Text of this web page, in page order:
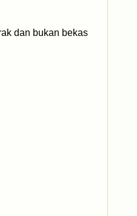
dan bukan bekas